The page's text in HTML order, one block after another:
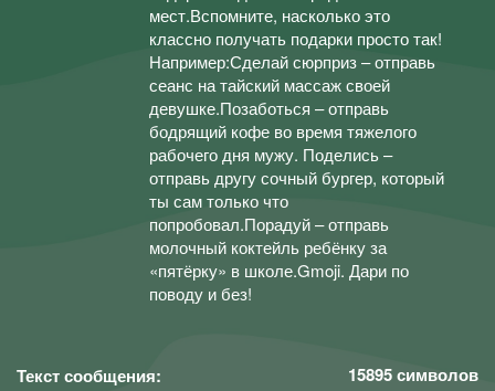
мест.Вспомните, насколько это
классно получать подарки просто так!
Например:Сделай сюрприз – отправь
сеанс на тайский массаж своей
девушке.Позаботься – отправь
бодрящий кофе во время тяжелого
рабочего дня мужу. Поделись –
отправь другу сочный бургер, который
ты сам только что
попробовал.Порадуй – отправь
молочный коктейль ребёнку за
«пятёрку» в школе.Gmoji. Дари по
поводу и без!
Текст сообщения: 15895символов